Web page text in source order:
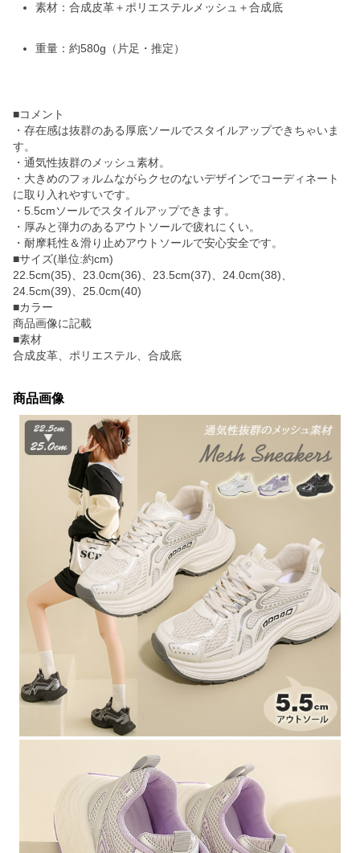
素材：合成皮革＋ポリエステルメッシュ＋合成底
重量：約580g（片足・推定）
■コメント
・存在感は抜群のある厚底ソールでスタイルアップできちゃいま
す。
・通気性抜群のメッシュ素材。
・大きめのフォルムながらクセのないデザインでコーディネート
に取り入れやすいです。
・5.5cmソールでスタイルアップできます。
・厚みと弾力のあるアウトソールで疲れにくい。
・耐摩耗性＆滑り止めアウトソールで安心安全です。
■サイズ(単位:約cm)
22.5cm(35)、23.0cm(36)、23.5cm(37)、24.0cm(38)、
24.5cm(39)、25.0cm(40)
■カラー
商品画像に記載
■素材
合成皮革、ポリエステル、合成底
商品画像